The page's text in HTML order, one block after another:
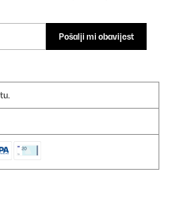
Pošalji mi obavijest